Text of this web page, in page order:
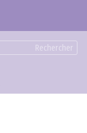
Rechercher